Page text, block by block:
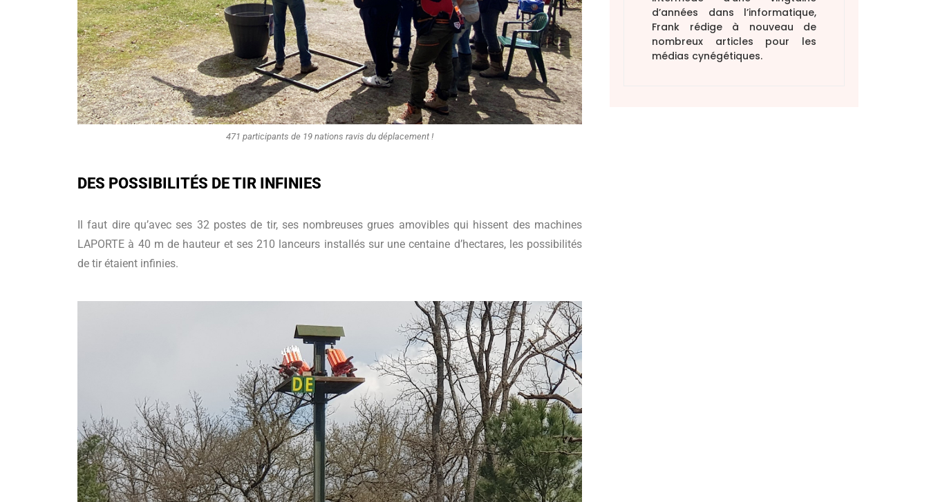
471 participants de 19 nations ravis du déplacement !
DES POSSIBILITÉS DE TIR INFINIES
Il faut dire qu’avec ses 32 postes de tir, ses nombreuses grues amovibles qui hissent des machines
LAPORTE à 40 m de hauteur et ses 210 lanceurs installés sur une centaine d’hectares, les possibilités
de tir étaient infinies.
d’années dans l’informatique,
Frank rédige à nouveau de
nombreux articles pour les
médias cynégétiques.